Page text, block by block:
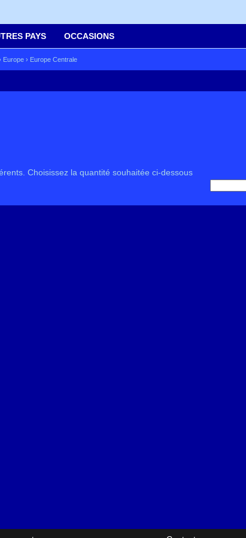
PAYS OCCASIONS
Europe › Europe Centrale
Choisissez la quantité souhaitée ci-dessous